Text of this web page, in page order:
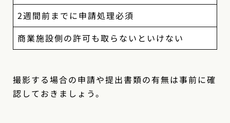
2週間前までに申請処理必須
商業施設側の許可も取らないといけない
撮影する場合の申請や提出書類の有無は事前に確
認しておきましょう。